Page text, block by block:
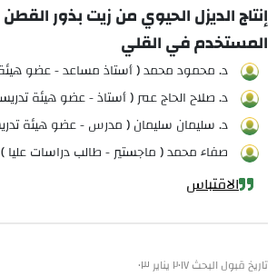
إنتاج الديزل الحيوي من زيت بذور
المستخدم في القلي
د. محمود محمد ( أستاذ مساعد - عضو
د. صلاح الحاج عمر ( أستاذ - عضو هيئة
د. سليمان سليمان ( مدرس - عضو هيئة
صفاء محمد ( ماجستير - طالب دراسات عليا )
الاقتباس
تاريخ قبول البحث ٢٠١٧ يناير ٠٣